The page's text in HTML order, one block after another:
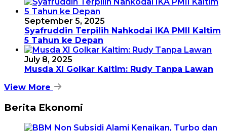
September 5, 2025
Syafruddin Terpilih Nahkodai IKA PMII Kaltim
5 Tahun ke Depan
July 8, 2025
Musda XI Golkar Kaltim: Rudy Tanpa Lawan
View More
Berita Ekonomi